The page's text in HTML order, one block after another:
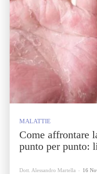
MALATTIE
Come affrontare
punto per punto:
Dott. Alessandro Martella - 16